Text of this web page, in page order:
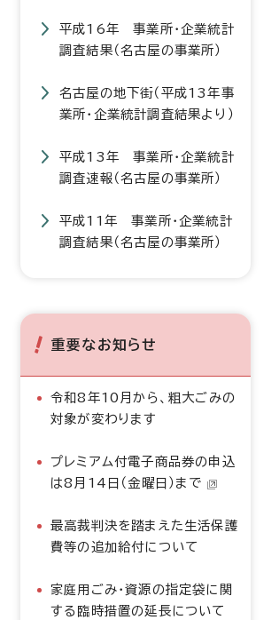
平成16年 事業所・企業統計
調査結果（名古屋の事業所）
名古屋の地下街（平成13年事
業所・企業統計調査結果より）
平成13年 事業所・企業統計
調査速報（名古屋の事業所）
平成11年 事業所・企業統計
調査結果（名古屋の事業所）
重要なお知らせ
令和8年10月から、粗大ごみの
対象が変わります
プレミアム付電子商品券の申込
は8月14日（金曜日）まで
最高裁判決を踏まえた生活保護
費等の追加給付について
家庭用ごみ・資源の指定袋に関
する臨時措置の延長について